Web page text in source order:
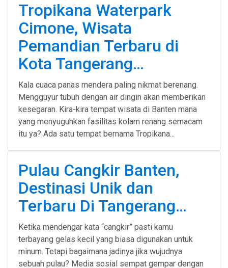
Tropikana Waterpark
Cimone, Wisata
Pemandian Terbaru di
Kota Tangerang…
Kala cuaca panas mendera paling nikmat berenang.
Mengguyur tubuh dengan air dingin akan memberikan
kesegaran. Kira-kira tempat wisata di Banten mana
yang menyuguhkan fasilitas kolam renang semacam
itu ya? Ada satu tempat bernama Tropikana...
Pulau Cangkir Banten,
Destinasi Unik dan
Terbaru Di Tangerang…
Ketika mendengar kata “cangkir” pasti kamu
terbayang gelas kecil yang biasa digunakan untuk
minum. Tetapi bagaimana jadinya jika wujudnya
sebuah pulau? Media sosial sempat gempar dengan